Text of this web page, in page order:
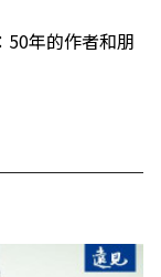
50年的作者和朋